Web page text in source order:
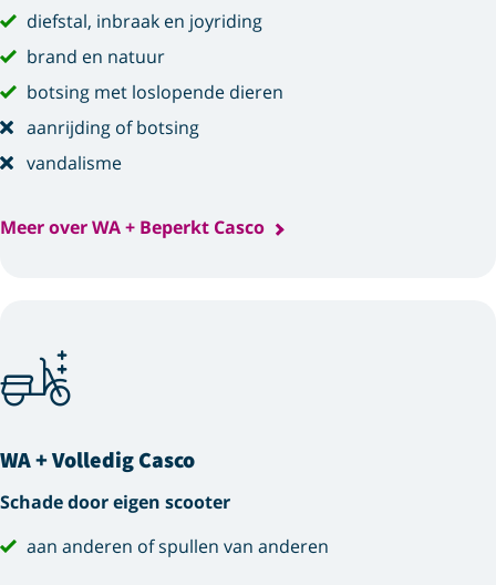
diefstal, inbraak en joyriding
brand en natuur
botsing met loslopende dieren
aanrijding of botsing
vandalisme
Meer over WA + Beperkt Casco
WA + Volledig Casco
Schade door eigen scooter
aan anderen of spullen van anderen